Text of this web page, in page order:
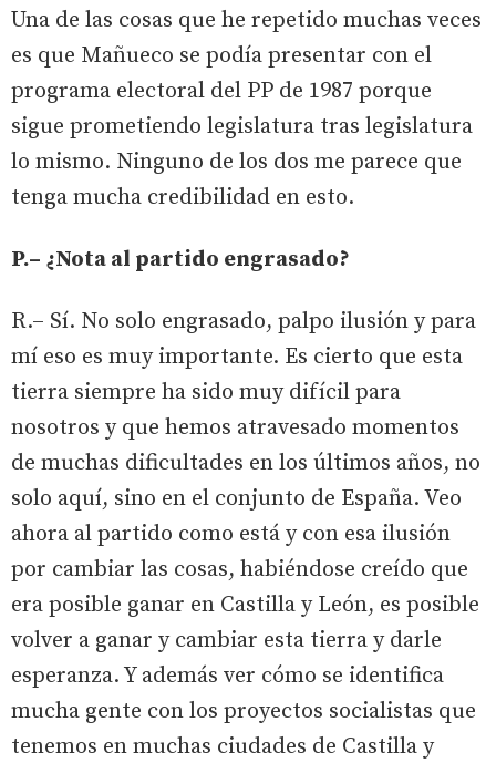
Una de las cosas que he repetido muchas veces
es que Mañueco se podía presentar con el
programa electoral del PP de 1987 porque
sigue prometiendo legislatura tras legislatura
lo mismo. Ninguno de los dos me parece que
tenga mucha credibilidad en esto.
P.– ¿Nota al partido engrasado?
R.– Sí. No solo engrasado, palpo ilusión y para
mí eso es muy importante. Es cierto que esta
tierra siempre ha sido muy difícil para
nosotros y que hemos atravesado momentos
de muchas dificultades en los últimos años, no
solo aquí, sino en el conjunto de España. Veo
ahora al partido como está y con esa ilusión
por cambiar las cosas, habiéndose creído que
era posible ganar en Castilla y León, es posible
volver a ganar y cambiar esta tierra y darle
esperanza. Y además ver cómo se identifica
mucha gente con los proyectos socialistas que
tenemos en muchas ciudades de Castilla y